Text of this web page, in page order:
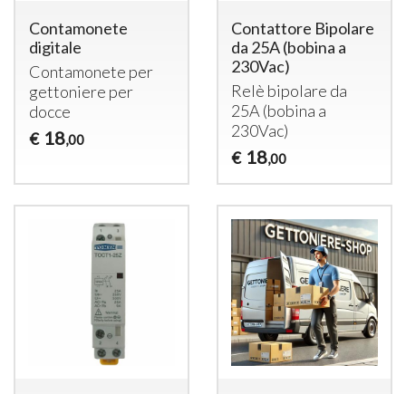
Contamonete
digitale
Contamonete per
gettoniere per
docce
€ 18,00
Contattore Bipolare
da 25A (bobina a
230Vac)
Relè bipolare da
25A (bobina a
230Vac)
€ 18,00